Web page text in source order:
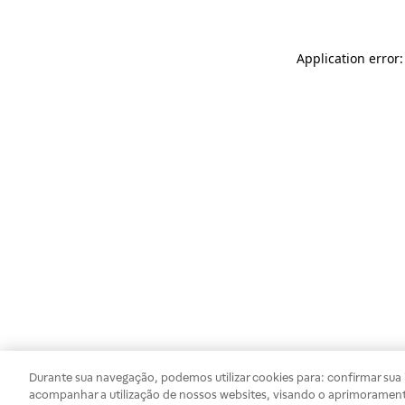
Application
Durante sua navegação, podemos utilizar cookies para: confirmar
acompanhar a utilização de nossos websites, visando o